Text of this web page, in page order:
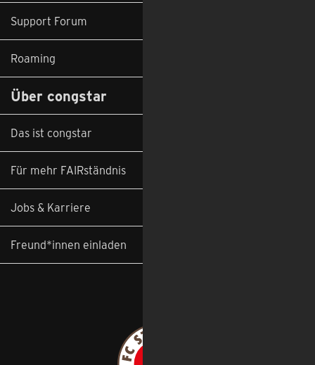
Support Forum
Roaming
Über congstar
Das ist congstar
Für mehr FAIRständnis
Jobs & Karriere
Freund*innen einladen